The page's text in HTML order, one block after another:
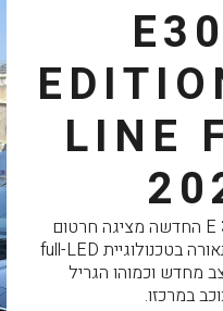
LINE
ינמית מתמיד, מרצדס E 300 e החדשה מציגה חרטום
אלגנטי ומעוצב עם יחידות תאורה בטכנולוגיית full-LED
מחדש וכמוהו הגריל
במרכזו.